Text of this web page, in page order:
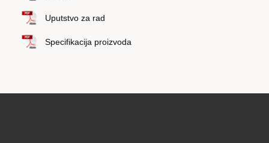
Uputstvo za rad
Specifikacija proizvoda